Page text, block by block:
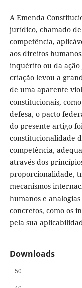
A Emenda
jurídico, chamado
competência,
aos direitos
inquérito ou da ação
criação levou a
de uma aparente
constitucionais,
defesa, o pacto
do presente artigo
constitucionalidade
competência,
através dos
proporcionalidade,
mecanismos
humanos e
concretos, como os
pela sua
Downloads